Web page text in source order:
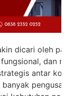
dicari oleh
dan
antar kota